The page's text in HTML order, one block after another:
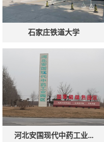
石家庄铁道大学
河北安国现代中药工业…
微信号：